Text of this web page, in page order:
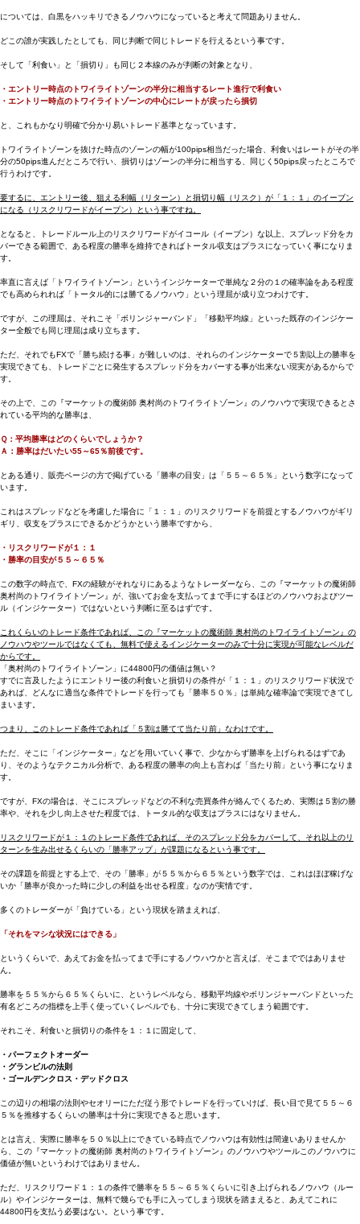
については、白黒をハッキリできるノウハウになっていると考えて問題ありません。
どこの誰が実践したとしても、同じ判断で同じトレードを行えるという事です。
そして「利食い」と「損切り」も同じ２本線のみが判断の対象となり、
・エントリー時点のトワイライトゾーンの半分に相当するレート進行で利食い
・エントリー時点のトワイライトゾーンの中心にレートが戻ったら損切
と、これもかなり明確で分かり易いトレード基準となっています。
トワイライトゾーンを抜けた時点のゾーンの幅が100pips相当だった場合、利食いはレートがその半
分の50pips進んだところで行い、損切りはゾーンの半分に相当する、同じく50pips戻ったところで
行うわけです。
要するに、エントリー後、狙える利幅（リターン）と損切り幅（リスク）が「１：１」のイーブン
になる（リスクリワードがイーブン）という事ですね。
となると、トレードルール上のリスクリワードがイコール（イーブン）な以上、スプレッド分をカ
バーできる範囲で、ある程度の勝率を維持できればトータル収支はプラスになっていく事になりま
す。
率直に言えば「トワイライトゾーン」というインジケーターで単純な２分の１の確率論をある程度
でも高められれば「トータル的には勝てるノウハウ」という理屈が成り立つわけです。
ですが、この理屈は、それこそ「ボリンジャーバンド」「移動平均線」といった既存のインジケー
ター全般でも同じ理屈は成り立ちます。
ただ、それでもFXで「勝ち続ける事」が難しいのは、それらのインジケーターで５割以上の勝率を
実現できても、トレードごとに発生するスプレッド分をカバーする事が出来ない現実があるからで
す。
その上で、この『マーケットの魔術師 奥村尚のトワイライトゾーン』のノウハウで実現できるとさ
れている平均的な勝率は、
Ｑ：平均勝率はどのくらいでしょうか？
Ａ：勝率はだいたい55～65％前後です。
とある通り、販売ページの方で掲げている「勝率の目安」は「５５～６５％」という数字になって
います。
これはスプレッドなどを考慮した場合に「１：１」のリスクリワードを前提とするノウハウがギリ
ギリ、収支をプラスにできるかどうかという勝率ですから、
・リスクリワードが１：１
・勝率の目安が５５～６５％
この数字の時点で、FXの経験がそれなりにあるようなトレーダーなら、この『マーケットの魔術師
奥村尚のトワイライトゾーン』が、強いてお金を支払ってまで手にするほどのノウハウおよびツー
ル（インジケーター）ではないという判断に至るはずです。
これくらいのトレード条件であれば、この『マーケットの魔術師 奥村尚のトワイライトゾーン』の
ノウハウやツールではなくても、無料で使えるインジケーターのみで十分に実現が可能なレベルだ
からです。
「奥村尚のトワイライトゾーン」に44800円の価値は無い？
すでに言及したようにエントリー後の利食いと損切りの条件が「１：１」のリスクリワード状況で
あれば、どんなに適当な条件でトレードを行っても「勝率５０％」は単純な確率論で実現できてし
まいます。
つまり、このトレード条件であれば「５割は勝てて当たり前」なわけです。
ただ、そこに「インジケーター」などを用いていく事で、少なからず勝率を上げられるはずであ
り、そのようなテクニカル分析で、ある程度の勝率の向上も言わば「当たり前」という事になりま
す。
ですが、FXの場合は、そこにスプレッドなどの不利な売買条件が絡んでくるため、実際は５割の勝
率や、それを少し向上させた程度では、トータル的な収支はプラスにはなりません。
リスクリワードが１：１のトレード条件であれば、そのスプレッド分をカバーして、それ以上のリ
ターンを生み出せるくらいの「勝率アップ」が課題になるという事です。
その課題を前提とする上で、その「勝率」が５５％から６５％という数字では、これはほぼ稼げな
いか「勝率が良かった時に少しの利益を出せる程度」なのが実情です。
多くのトレーダーが「負けている」という現状を踏まえれば、
「それをマシな状況にはできる」
というくらいで、あえてお金を払ってまで手にするノウハウかと言えば、そこまでではありませ
ん。
勝率を５５％から６５％くらいに、というレベルなら、移動平均線やボリンジャーバンドといった
有名どころの指標を上手く使っていくレベルでも、十分に実現できてしまう範囲です。
それこそ、利食いと損切りの条件を１：１に固定して、
・パーフェクトオーダー
・グランビルの法則
・ゴールデンクロス・デッドクロス
この辺りの相場の法則やセオリーにただ従う形でトレードを行っていけば、長い目で見て５５～６
５％を推移するくらいの勝率は十分に実現できると思います。
とは言え、実際に勝率を５０％以上にできている時点でノウハウは有効性は間違いありませんか
ら、この『マーケットの魔術師 奥村尚のトワイライトゾーン』のノウハウやツールこのノウハウに
価値が無いというわけではありません。
ただ、リスクリワード１：１の条件で勝率を５５～６５％くらいに引き上げられるノウハウ（ルー
ル）やインジケーターは、無料で幾らでも手に入ってしまう現状を踏まえると、あえてこれに
44800円を支払う必要はない。という事です。